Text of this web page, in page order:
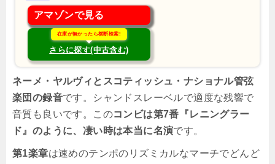
アマゾンで見る
在庫が無かったら横断検索!
さらに探す(中古含む)
ネーメ・ヤルヴィとスコティッシュ・ナショナル管弦
楽団の録音です。シャンドスレーベルで適度な残響で
音質も良いです。このコンビは第7番『レニングラー
ド』のように、凄い時は本当に名演です。
第1楽章は速めのテンポのリズミカルなマーチでどんど